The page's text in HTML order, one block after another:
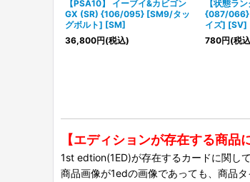
【PSA10】 イーブイ&カビゴン
GX (SR) {106/095} [SM9/タッ
グボルト] [SM]
36,800円(税込)
【状態ラ
{087/066}
イズ] [SV]
780円(税
【エディションが存在する商品
1st edtion(1ED)が存在するカードに関し
商品画像が1edの画像であっても、商品